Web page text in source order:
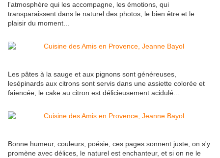
l'atmosphère qui les accompagne, les émotions, qui
transparaissent dans le naturel des photos, le bien être et le
plaisir du moment...
Les pâtes à la sauge et aux pignons sont généreuses,
lesépinards aux citrons sont servis dans une assiette colorée et
faiencée, le cake au citron est délicieusement acidulé...
Bonne humeur, couleurs, poésie, ces pages sonnent juste, on s'y
promène avec délices, le naturel est enchanteur, et si on ne le